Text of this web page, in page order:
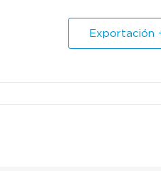
Exportación